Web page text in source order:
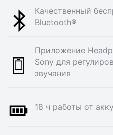
Качественный
Bluetooth®
Приложение
Sony для
звучания
18 ч работы от